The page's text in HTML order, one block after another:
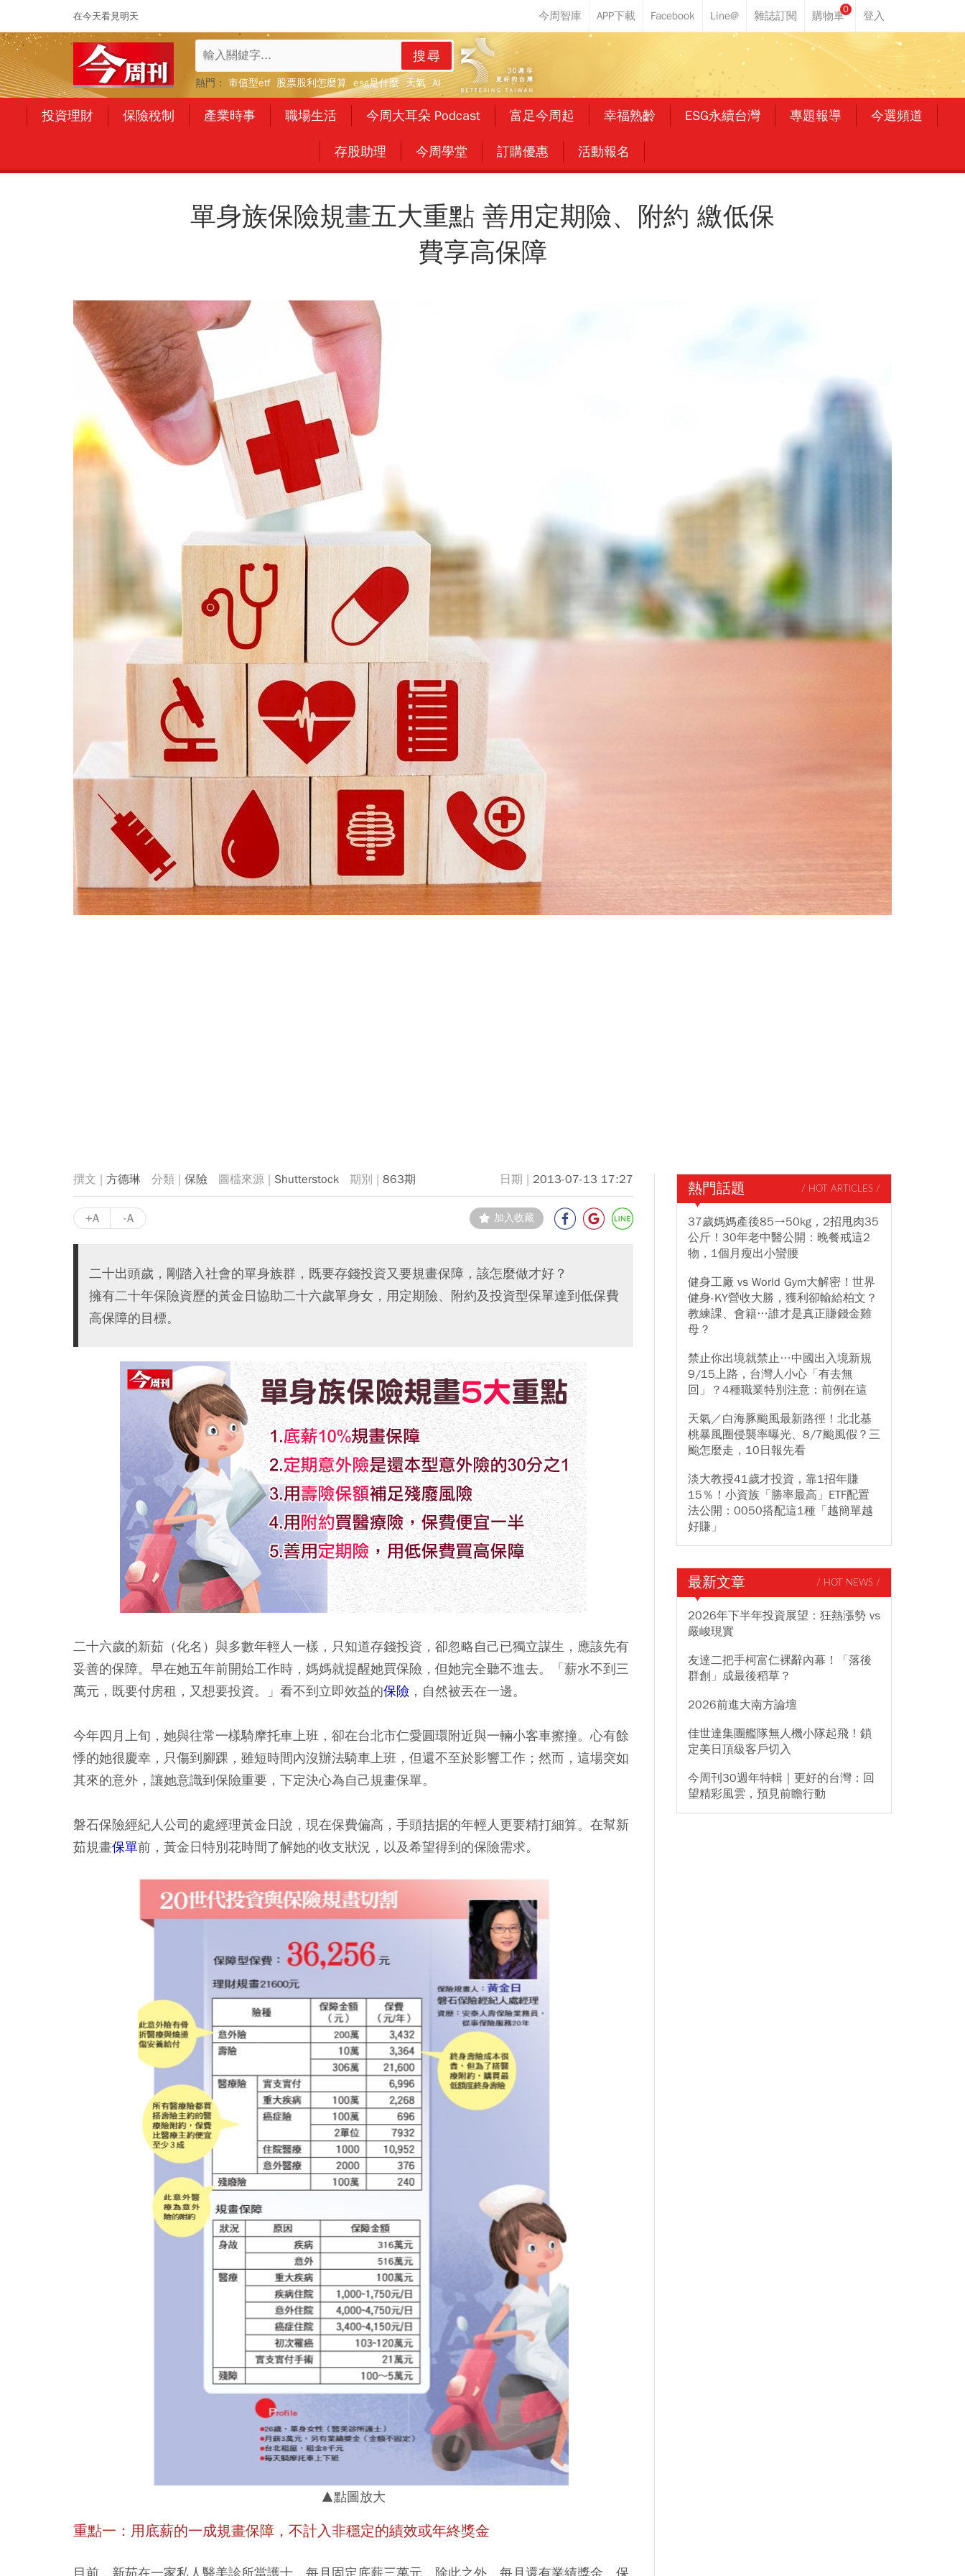
在今天看見明天
0
搜尋
熱門： 市值型etf 股票股利怎麼算 esg是什麼 天氣 AI
投資理財 保險稅制 產業時事 職場生活 今周大耳朵 Podcast 富足今周起 幸福熟齡 ESG永續台灣 專題報導 今選頻道
存股助理 今周學堂 訂購優惠 活動報名
單身族保險規畫五大重點 善用定期險、附約 繳低保
費享高保障
方德琳 保險 Shutterstock 863期 2013-07-13 17:27
+A -A 加入收藏
二十出頭歲，剛踏入社會的單身族群，既要存錢投資又要規畫保障，該怎麼做才好？
擁有二十年保險資歷的黃金日協助二十六歲單身女，用定期險、附約及投資型保單達到低保費
高保障的目標。
二十六歲的新茹（化名）與多數年輕人一樣，只知道存錢投資，卻忽略自己已獨立謀生，應該先有
妥善的保障。早在她五年前開始工作時，媽媽就提醒她買保險，但她完全聽不進去。「薪水不到三
萬元，既要付房租，又想要投資。」看不到立即效益的保險 ，自然被丟在一邊。
今年四月上旬，她與往常一樣騎摩托車上班，卻在台北市仁愛圓環附近與一輛小客車擦撞。心有餘
悸的她很慶幸，只傷到腳踝，雖短時間內沒辦法騎車上班，但還不至於影響工作；然而，這場突如
其來的意外，讓她意識到保險重要，下定決心為自己規畫保單。
磐石保險經紀人公司的處經理黃金日說，現在保費偏高，手頭拮据的年輕人更要精打細算。在幫新
茹規畫保單前，黃金日特別花時間了解她的收支狀況，以及希望得到的保險需求。
▲點圖放大
重點一：用底薪的一成規畫保障，不計入非穩定的績效或年終獎金
熱門話題 / HOT ARTICLES /
37歲媽媽產後85→50kg，2招甩肉35
公斤！30年老中醫公開：晚餐戒這2
物，1個月瘦出小蠻腰
健身工廠 vs World Gym大解密！世界
健身-KY營收大勝，獲利卻輸給柏文？
教練課、會籍…誰才是真正賺錢金雞
母？
禁止你出境就禁止…中國出入境新規
9/15上路，台灣人小心「有去無
回」？4種職業特別注意：前例在這
天氣／白海豚颱風最新路徑！北北基
桃暴風圈侵襲率曝光、8/7颱風假？三
颱怎麼走，10日報先看
淡大教授41歲才投資，靠1招年賺
15％！小資族「勝率最高」ETF配置
法公開：0050搭配這1種「越簡單越
好賺」
最新文章 / HOT NEWS /
2026年下半年投資展望：狂熱漲勢 vs
嚴峻現實
友達二把手柯富仁裸辭內幕！「落後
群創」成最後稻草？
2026前進大南方論壇
佳世達集團艦隊無人機小隊起飛！鎖
定美日頂級客戶切入
今周刊30週年特輯｜更好的台灣：回
望精彩風雲，預見前瞻行動